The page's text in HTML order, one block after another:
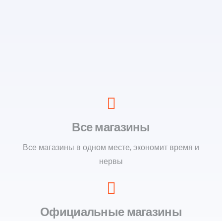
Все магазины
Все магазины в одном месте, экономит время и
нервы
Официальные магазины